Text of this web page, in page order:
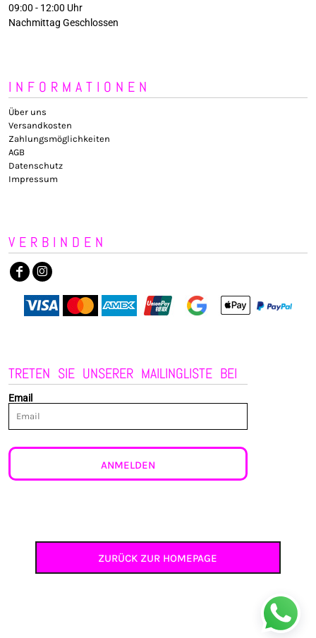
09:00 - 12:00 Uhr
Nachmittag Geschlossen
INFORMATIONEN
Über uns
Versandkosten
Zahlungsmöglichkeiten
AGB
Datenschutz
Impressum
VERBINDEN
TRETEN SIE UNSERER MAILINGLISTE BEI
Email
ANMELDEN
ZURÜCK ZUR HOMEPAGE